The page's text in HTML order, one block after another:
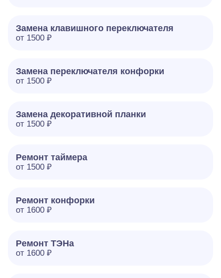
Замена клавишного переключателя
от 1500 ₽
Замена переключателя конфорки
от 1500 ₽
Замена декоративной планки
от 1500 ₽
Ремонт таймера
от 1500 ₽
Ремонт конфорки
от 1600 ₽
Ремонт ТЭНа
от 1600 ₽